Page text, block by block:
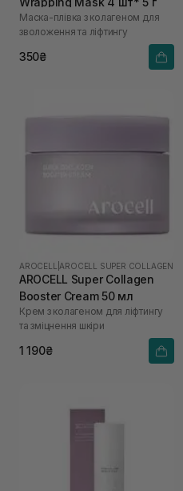
Маска-плівка з колагеном для
зволоження та ліфтингу
350₴
AROCELL AROCELL SUPER COLLAGEN
AROCELL Super Collagen
Booster Cream 50 мл
Крем з колагеном для ліфтингу
та зміцнення шкіри
1 190₴